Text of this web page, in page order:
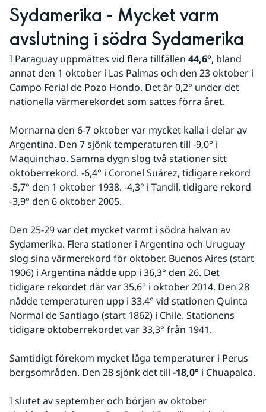
Sydamerika - Mycket varm
avslutning i södra Sydamerika
I Paraguay uppmättes vid flera tillfällen 44,6°, bland
annat den 1 oktober i Las Palmas och den 23 oktober i
Campo Ferial de Pozo Hondo. Det är 0,2° under det
nationella värmerekordet som sattes förra året.
Mornarna den 6-7 oktober var mycket kalla i delar av
Argentina. Den 7 sjönk temperaturen till -9,0° i
Maquinchao. Samma dygn slog två stationer sitt
oktoberrekord. -6,4° i Coronel Suárez, tidigare rekord
-5,7° den 1 oktober 1938. -4,3° i Tandil, tidigare rekord
-3,9° den 6 oktober 2005.
Den 25-29 var det mycket varmt i södra halvan av
Sydamerika. Flera stationer i Argentina och Uruguay
slog sina värmerekord för oktober. Buenos Aires (start
1906) i Argentina nådde upp i 36,3° den 26. Det
tidigare rekordet där var 35,6° i oktober 2014. Den 28
nådde temperaturen upp i 33,4° vid stationen Quinta
Normal de Santiago (start 1862) i Chile. Stationens
tidigare oktoberrekordet var 33,3° från 1941.
Samtidigt förekom mycket låga temperaturer i Perus
bergsområden. Den 28 sjönk det till -18,0° i Chuapalca.
I slutet av september och början av oktober